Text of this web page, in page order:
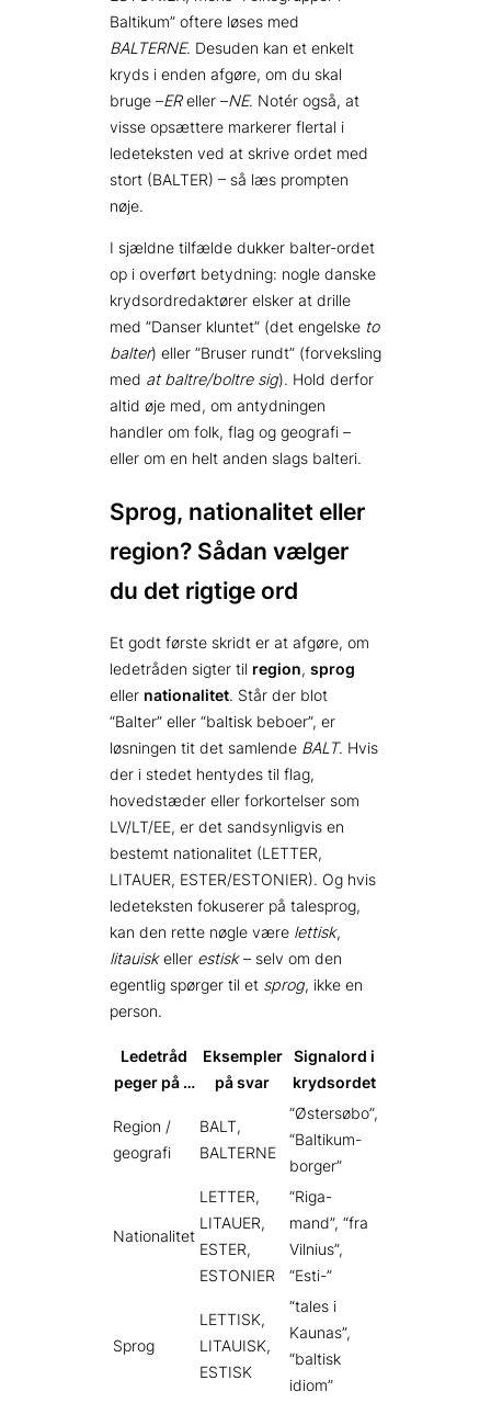
Baltikum” oftere løses med
BALTERNE. Desuden kan et enkelt
kryds i enden afgøre, om du skal
bruge –EReller –NE. Notér også, at
visse opsættere markerer flertal i
ledeteksten ved at skrive ordet med
stort (BALTER) – så læs prompten
nøje.
I sjældne tilfælde dukker balter-ordet
op i overført betydning: nogle danske
krydsordredaktører elsker at drille
med ”Danser kluntet” (det engelske to
balter) eller ”Bruser rundt” (forveksling
med at baltre/boltre sig). Hold derfor
altid øje med, om antydningen
handler om folk, flag og geografi –
eller om en helt anden slags balteri.
Sprog, nationalitet eller
region? Sådan vælger
du det rigtige ord
Et godt første skridt er at afgøre, om
ledetråden sigter til region, sprog
eller nationalitet. Står der blot
“Balter” eller “baltisk beboer”, er
løsningen tit det samlende BALT. Hvis
der i stedet hentydes til flag,
hovedstæder eller forkortelser som
LV/LT/EE, er det sandsynligvis en
bestemt nationalitet (LETTER,
LITAUER, ESTER/ESTONIER). Og hvis
ledeteksten fokuserer på talesprog,
kan den rette nøgle være lettisk,
litauiskeller estisk– selv om den
egentlig spørger til et sprog, ikke en
person.
Ledetråd
peger på …
Eksempler
på svar
Signalord i
krydsordet
Region /
geografi
BALT,
BALTERNE
“Østersøbo”,
“Baltikum-
borger”
Nationalitet
LETTER,
LITAUER,
ESTER,
ESTONIER
“Riga-
mand”, “fra
Vilnius”,
“Esti-”
Sprog
LETTISK,
LITAUISK,
ESTISK
“tales i
Kaunas”,
“baltisk
idiom”